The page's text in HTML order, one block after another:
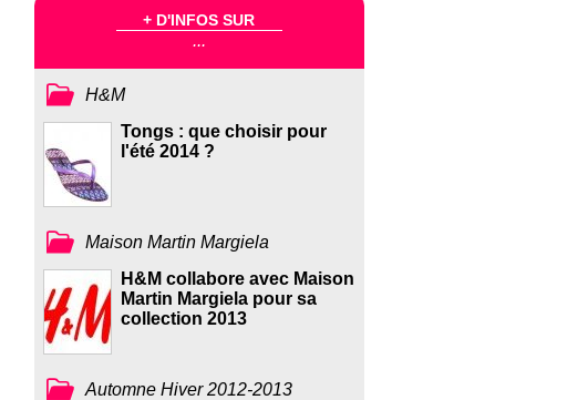
+ D'INFOS SUR
...
H&M
Tongs : que choisir pour
l'été 2014 ?
Maison Martin Margiela
H&M collabore avec Maison
Martin Margiela pour sa
collection 2013
Automne Hiver 2012-2013